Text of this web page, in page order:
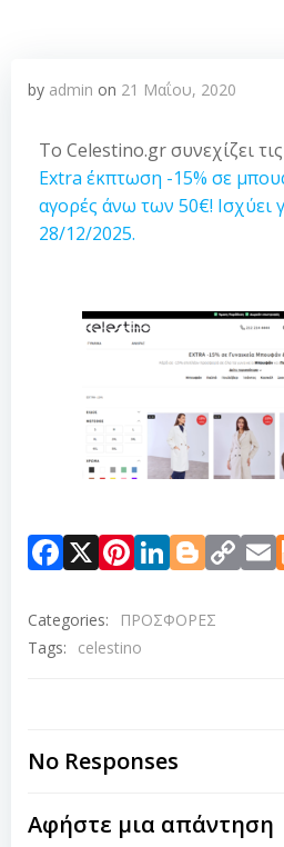
by admin on 21 Μαΐου, 2020
Το Celestino.gr συνεχίζει
Extra έκπτωση -15% σε
αγορές άνω των 50€! Ισχύει
28/12/2025.
Facebook
X Pinterest
Categories:
ΠΡΟΣΦΟΡΕΣ
Tags:
celestino
No Responses
Αφήστε μια απάντηση